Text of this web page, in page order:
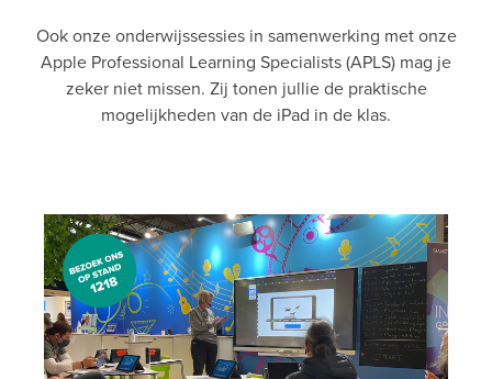
Ook onze onderwijssessies in samenwerking met onze
Apple Professional Learning Specialists (APLS) mag je
zeker niet missen. Zij tonen jullie de praktische
mogelijkheden van de iPad in de klas.